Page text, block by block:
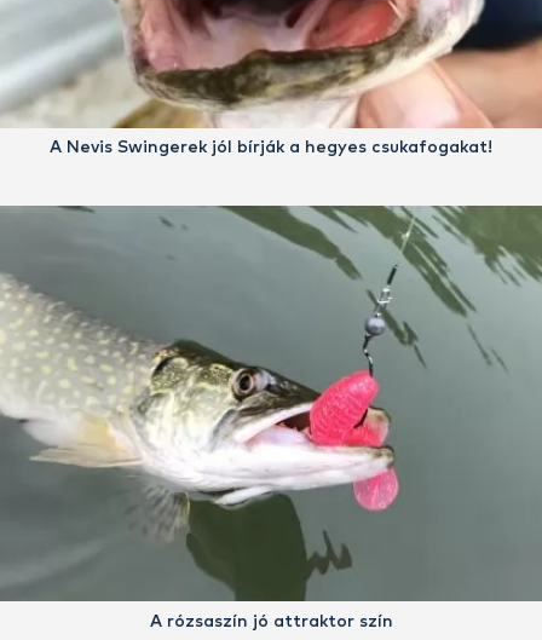
A Nevis Swingerek jól bírják a hegyes csukafogakat!
A rózsaszín jó attraktor szín